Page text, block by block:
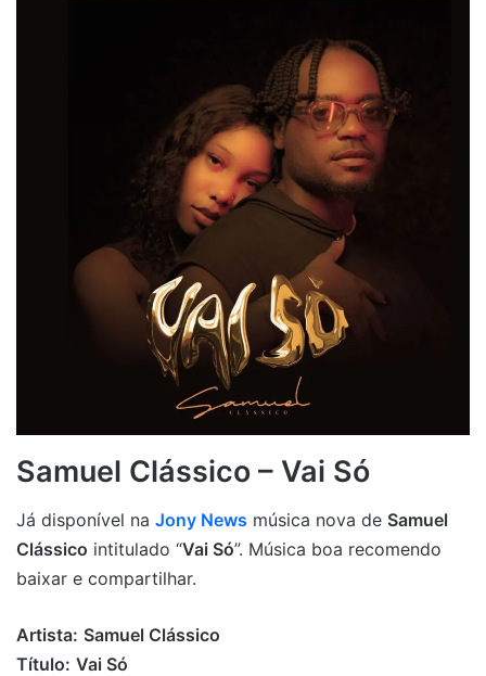
Samuel Clássico – Vai Só
Já disponível na Jony News música nova de Samuel
Clássico intitulado “Vai Só”. Música boa recomendo
baixar e compartilhar.
Artista: Samuel Clássico
Título: Vai Só